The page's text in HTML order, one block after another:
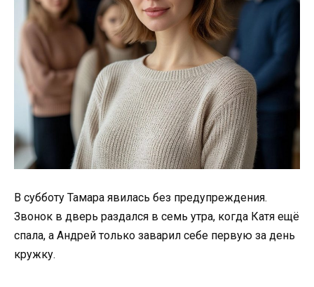
В субботу Тамара явилась без предупреждения.
Звонок в дверь раздался в семь утра, когда Катя ещё
спала, а Андрей только заварил себе первую за день
кружку.